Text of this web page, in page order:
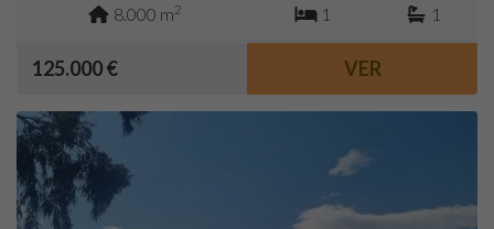
8.000 m2 1 1
125.000 € VER